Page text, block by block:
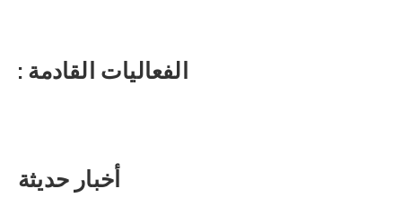
الفعاليات القادمة :
أخبار حديثة